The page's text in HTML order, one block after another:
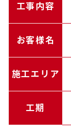
工事内容
お客様名
施工エリア
工期